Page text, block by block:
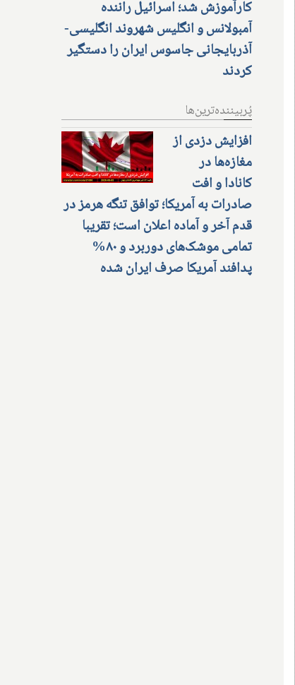
کارآموزش شد؛ اسرائیل راننده
آمبولانس و انگلیس شهروند انگلیسی-
آذربایجانی جاسوس ایران را دستگیر
کردند
پُربیننده‌ترین‌ها
افزایش دزدی از
مغازه‌ها در
کانادا و افت
صادرات به آمریکا؛ توافق تنگه هرمز در
قدم آخر و آماده اعلان است؛ تقریبا
تمامی موشک‌های دوربرد و ۸۰%
پدافند آمریکا صرف ایران شده